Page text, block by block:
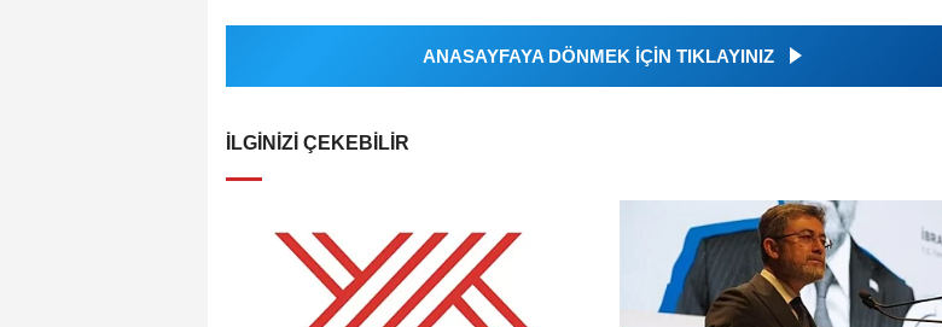
ANASAYFAYA DÖNMEK İÇİN TIKLAYINIZ
İLGINIZI ÇEKEBILIR